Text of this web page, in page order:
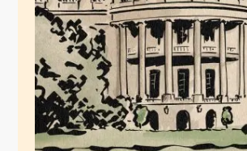
Der russische
Botschafter
November 23, 2025